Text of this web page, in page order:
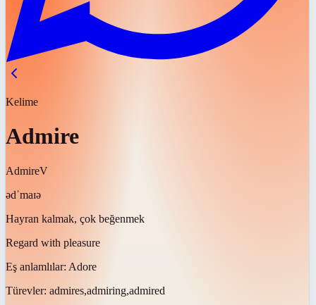
Kelime
Admire
AdmireV
ədˈmaɪə
Hayran kalmak, çok beğenmek
Regard with pleasure
Eş anlamlılar: Adore
Türevler: admires,admiring,admired